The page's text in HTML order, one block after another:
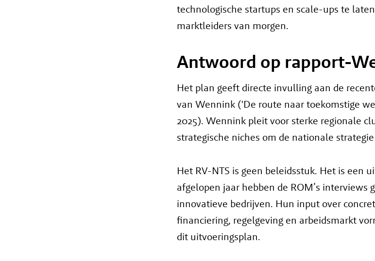
technologische startups en scale-ups te
marktleiders van morgen.
Antwoord op rapport-
Het plan geeft directe invulling aan de
van Wennink ('De route naar toekomstige
2025). Wennink pleit voor sterke regionale
strategische niches om de nationale
Het RV-NTS is geen beleidsstuk. Het is een
afgelopen jaar hebben de ROM’s interviews
innovatieve bedrijven. Hun input over
financiering, regelgeving en arbeidsmarkt
dit uitvoeringsplan.